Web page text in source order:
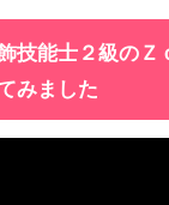
技能士２級のＺ
みました